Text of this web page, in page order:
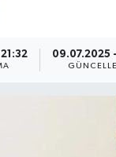
09.07.2025